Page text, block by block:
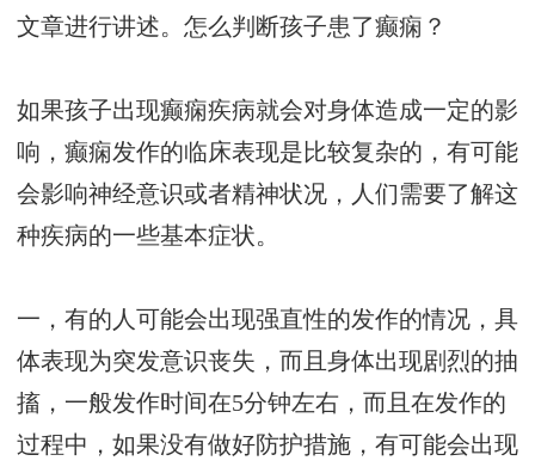
文章进行讲述。怎么判断孩子患了癫痫？
如果孩子出现癫痫疾病就会对身体造成一定的影
响，癫痫发作的临床表现是比较复杂的，有可能
会影响神经意识或者精神状况，人们需要了解这
种疾病的一些基本症状。
一，有的人可能会出现强直性的发作的情况，具
体表现为突发意识丧失，而且身体出现剧烈的抽
搐，一般发作时间在5分钟左右，而且在发作的
过程中，如果没有做好防护措施，有可能会出现